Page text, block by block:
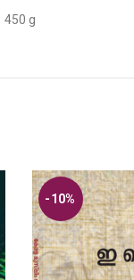
450 g
-10%